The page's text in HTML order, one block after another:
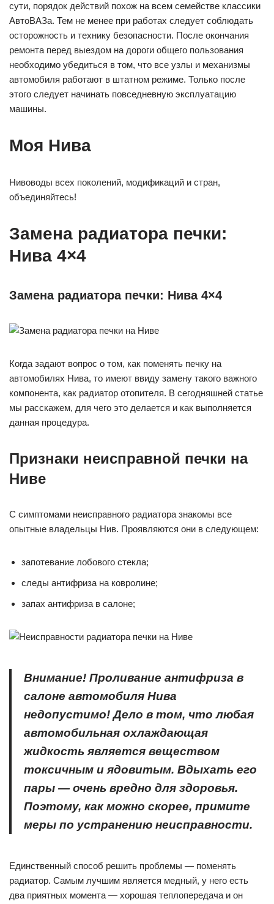
сути, порядок действий похож на всем семействе классики
АвтоВАЗа. Тем не менее при работах следует соблюдать
осторожность и технику безопасности. После окончания
ремонта перед выездом на дороги общего пользования
необходимо убедиться в том, что все узлы и механизмы
автомобиля работают в штатном режиме. Только после
этого следует начинать повседневную эксплуатацию
машины.
Моя Нива
Нивоводы всех поколений, модификаций и стран,
объединяйтесь!
Замена радиатора печки:
Нива 4×4
Замена радиатора печки: Нива 4×4
Когда задают вопрос о том, как поменять печку на
автомобилях Нива, то имеют ввиду замену такого важного
компонента, как радиатор отопителя. В сегодняшней статье
мы расскажем, для чего это делается и как выполняется
данная процедура.
Признаки неисправной печки на
Ниве
С симптомами неисправного радиатора знакомы все
опытные владельцы Нив. Проявляются они в следующем:
запотевание лобового стекла;
следы антифриза на ковролине;
запах антифриза в салоне;
Внимание! Проливание антифриза в
салоне автомобиля Нива
недопустимо! Дело в том, что любая
автомобильная охлаждающая
жидкость является веществом
токсичным и ядовитым. Вдыхать его
пары — очень вредно для здоровья.
Поэтому, как можно скорее, примите
меры по устранению неисправности.
Единственный способ решить проблемы — поменять
радиатор. Самым лучшим является медный, у него есть
два приятных момента — хорошая теплопередача и он